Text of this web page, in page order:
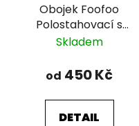
Obojek Foofoo
Polostahovací s
řetízkem - Green I.
Skladem
od 450 Kč
DETAIL